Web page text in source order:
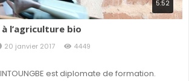
5:52
l’agriculture bio
20 janvier 2017 4449
est diplomate de formation.